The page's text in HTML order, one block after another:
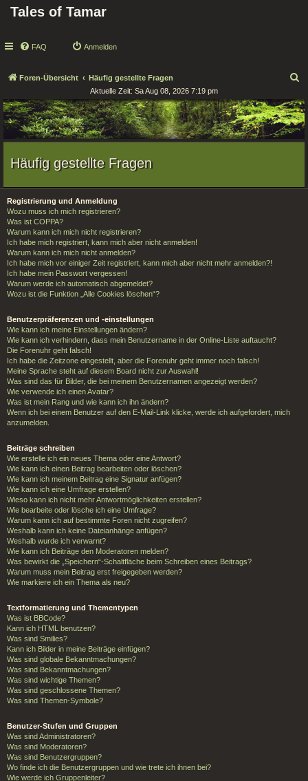
Tales of Tamar
FAQ Anmelden
Foren-Übersicht Häufig gestellte Fragen
c
h
e
Aktuelle Zeit: Sa Aug 08, 2026 7:19 pm
Häufig gestellte Fragen
Registrierung und Anmeldung
Wozu muss ich mich registrieren?
Was ist COPPA?
Warum kann ich mich nicht registrieren?
Ich habe mich registriert, kann mich aber nicht anmelden!
Warum kann ich mich nicht anmelden?
Ich habe mich vor einiger Zeit registriert, kann mich aber nicht mehr anmelden?!
Ich habe mein Passwort vergessen!
Warum werde ich automatisch abgemeldet?
Wozu ist die Funktion „Alle Cookies löschen“?
Benutzerpräferenzen und -einstellungen
Wie kann ich meine Einstellungen ändern?
Wie kann ich verhindern, dass mein Benutzername in der Online-Liste auftaucht?
Die Forenuhr geht falsch!
Ich habe die Zeitzone eingestellt, aber die Forenuhr geht immer noch falsch!
Meine Sprache steht auf diesem Board nicht zur Auswahl!
Was sind das für Bilder, die bei meinem Benutzernamen angezeigt werden?
Wie verwende ich einen Avatar?
Was ist mein Rang und wie kann ich ihn ändern?
Wenn ich bei einem Benutzer auf den E-Mail-Link klicke, werde ich aufgefordert, mich
anzumelden.
Beiträge schreiben
Wie erstelle ich ein neues Thema oder eine Antwort?
Wie kann ich einen Beitrag bearbeiten oder löschen?
Wie kann ich meinem Beitrag eine Signatur anfügen?
Wie kann ich eine Umfrage erstellen?
Wieso kann ich nicht mehr Antwortmöglichkeiten erstellen?
Wie bearbeite oder lösche ich eine Umfrage?
Warum kann ich auf bestimmte Foren nicht zugreifen?
Weshalb kann ich keine Dateianhänge anfügen?
Weshalb wurde ich verwarnt?
Wie kann ich Beiträge den Moderatoren melden?
Was bewirkt die „Speichern“-Schaltfläche beim Schreiben eines Beitrags?
Warum muss mein Beitrag erst freigegeben werden?
Wie markiere ich ein Thema als neu?
Textformatierung und Thementypen
Was ist BBCode?
Kann ich HTML benutzen?
Was sind Smilies?
Kann ich Bilder in meine Beiträge einfügen?
Was sind globale Bekanntmachungen?
Was sind Bekanntmachungen?
Was sind wichtige Themen?
Was sind geschlossene Themen?
Was sind Themen-Symbole?
Benutzer-Stufen und Gruppen
Was sind Administratoren?
Was sind Moderatoren?
Was sind Benutzergruppen?
Wo finde ich die Benutzergruppen und wie trete ich ihnen bei?
Wie werde ich Gruppenleiter?